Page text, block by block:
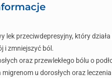
przeciwdepresyjny, który działa
i zmniejszyć ból.
oraz przewlekłego bólu o
u dorosłych oraz